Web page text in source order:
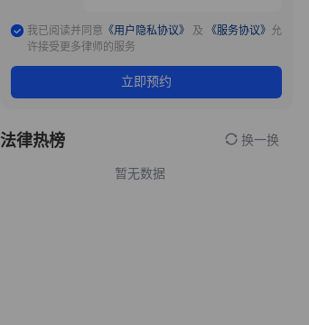
我已阅读并同意 《用户隐私协议》 及 《服务协议》 允
许接受更多律师的服务
立即预约
法律热榜 换一换
暂无数据